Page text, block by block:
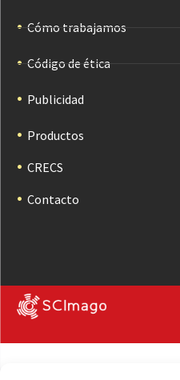
Cómo trabajamos
Código de ética
Publicidad
Productos
CRECS
Contacto